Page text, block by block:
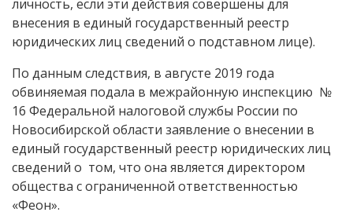
личность, если эти действия совершены для
внесения в единый государственный реестр
юридических лиц сведений о подставном лице).
По данным следствия, в августе 2019 года
обвиняемая подала в межрайонную инспекцию №
16 Федеральной налоговой службы России по
Новосибирской области заявление о внесении в
единый государственный реестр юридических лиц
сведений о том, что она является директором
общества с ограниченной ответственностью
«Феон».